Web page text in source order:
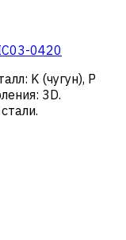
0420
: K (чугун), Р
: 3D.
.